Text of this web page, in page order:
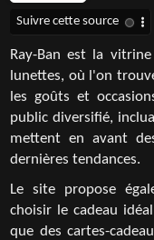
Ray-Ban est la
lunettes, où l'on
les goûts et
public diversifié,
mettent en avant
dernières tendances.
Le site propose
choisir le cadeau
que des cartes-